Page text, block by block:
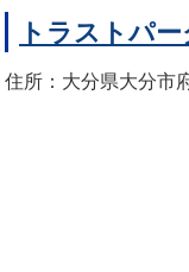
トラストパ
住所：大分県大分市